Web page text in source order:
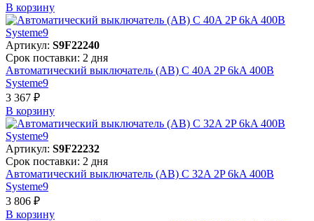
В корзинy
Артикул: S9F22240
Срок поставки: 2 дня
Автоматический выключатель (АВ) C 40A 2P 6kA 400В
Systeme9
3 367 ₽
В корзинy
Артикул: S9F22232
Срок поставки: 2 дня
Автоматический выключатель (АВ) C 32A 2P 6kA 400В
Systeme9
3 806 ₽
В корзинy